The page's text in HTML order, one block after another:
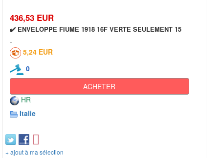
436,53 EUR
✔️ ENVELOPPE FIUME 1918 16F VERTE SEULEMENT 15
5,24 EUR
0
ACHETER
HR
Italie
+ ajout à ma sélection